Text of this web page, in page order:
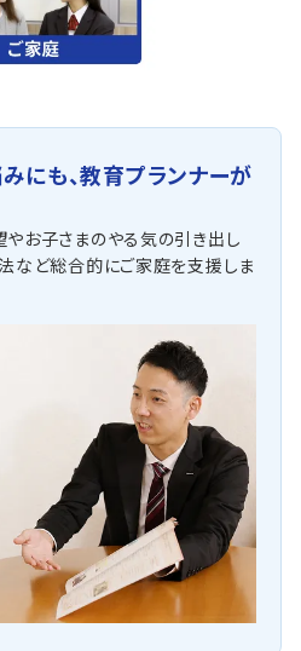
にも、教育プランナーが
お子さまのやる気の引き出し
など総合的にご家庭を支援しま